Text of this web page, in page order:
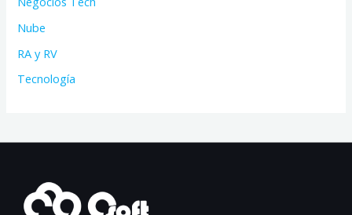
Nube
RA y RV
Tecnología